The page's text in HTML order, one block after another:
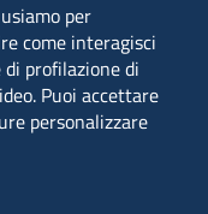
per
come interagisci
di profilazione di
Puoi accettare
personalizzare
Italia -